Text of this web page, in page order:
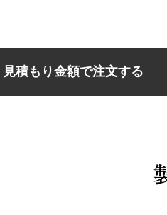
見積もり金額で注文する